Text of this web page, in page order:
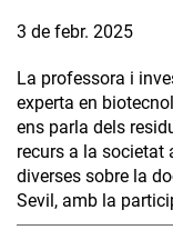
3 de febr. 2025
La professora i
experta en
ens parla dels
recurs a la societat
diverses sobre la
Sevil, amb la